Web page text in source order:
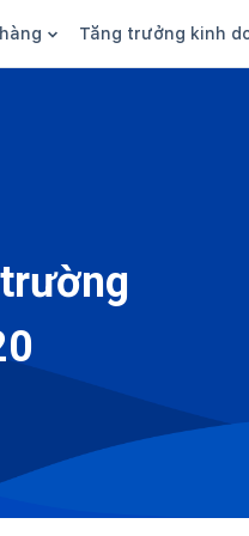
Tăng trưởng kinh